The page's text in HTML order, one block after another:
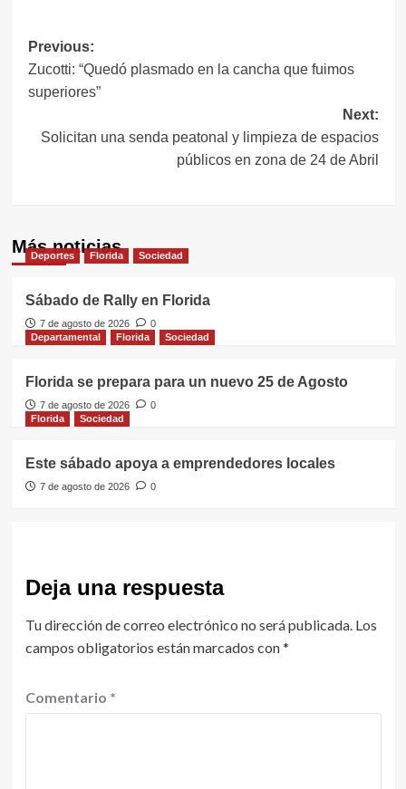
Navegación
de
entradas
Previous:
Zucotti: “Quedó plasmado en la cancha que fuimos
superiores”
Next:
Solicitan una senda peatonal y limpieza de espacios
públicos en zona de 24 de Abril
Más noticias
Deportes Florida Sociedad
Sábado de Rally en Florida
7 de agosto de 2026
0
Departamental
Florida Sociedad
Florida se prepara para un nuevo 25 de Agosto
7 de agosto de 2026
0
Florida
Sociedad
Este sábado apoya a emprendedores locales
7 de agosto de 2026 0
Deja una respuesta
Tu dirección de correo electrónico no será publicada. Los
campos obligatorios están marcados con*
Comentario *